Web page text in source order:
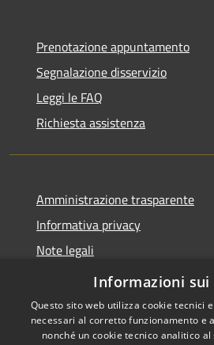
Prenotazione appuntamento
Segnalazione disservizio
Leggi le FAQ
Richiesta assistenza
Amministrazione trasparente
Informativa privacy
Note legali
Dichiarazione di accessibilità
Informazioni sui
Questo sito web utilizza cookie tecnici
necessari al corretto funzionamento e
nonché un cookie tecnico analitico